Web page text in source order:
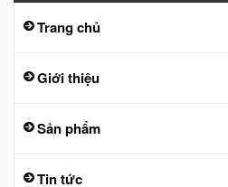
Trang chủ
Giới thiệu
Sản phẩm
Tin tức